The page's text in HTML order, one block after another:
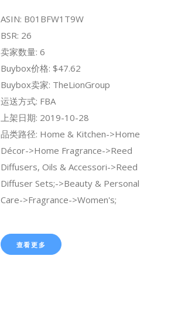
ASIN: B01BFW1T9W
BSR: 26
卖家数量: 6
Buybox价格: $47.62
Buybox卖家: TheLionGroup
运送方式: FBA
上架日期: 2019-10-28
品类路径: Home & Kitchen->Home
Décor->Home Fragrance->Reed
Diffusers, Oils & Accessori->Reed
Diffuser Sets;->Beauty & Personal
Care->Fragrance->Women's;
查看更多